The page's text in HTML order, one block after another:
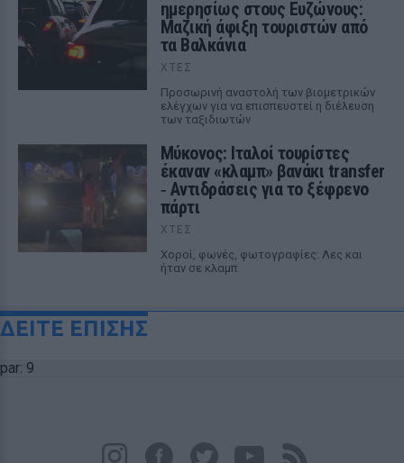
ημερησίως στους Ευζώνους:
Μαζική άφιξη τουριστών από
τα Βαλκάνια
ΧΤΕΣ
Προσωρινή αναστολή των βιομετρικών
ελέγχων για να επισπευστεί η διέλευση
των ταξιδιωτών
Μύκονος: Ιταλοί τουρίστες
έκαναν «κλαμπ» βανάκι transfer
‑ Αντιδράσεις για το ξέφρενο
πάρτι
ΧΤΕΣ
Χοροί, φωνές, φωτογραφίες: Λες και
ήταν σε κλαμπ
ΔΕΙΤΕ ΕΠΙΣΗΣ
par: 9